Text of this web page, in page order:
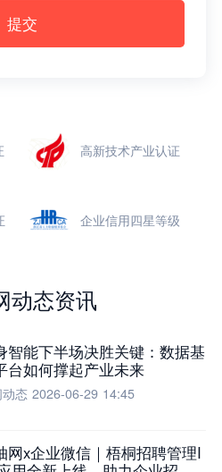
提交
高新技术产业认证
企业信用四星等级
动态资讯
智能下半场决胜关键：数据基
台如何撑起产业未来
态 2026-06-29 14:45
网x企业微信｜梧桐招聘管理I